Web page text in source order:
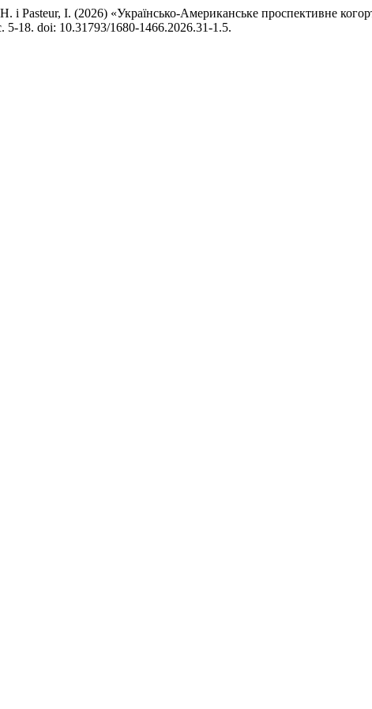
I. (2026) «Українсько-Американське проспективне
5-18. doi: 10.31793/1680-1466.2026.31-1.5.